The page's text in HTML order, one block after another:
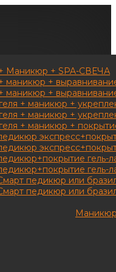
+ Маникюр + SPA-СВЕЧА
маникюр +
маникюр +
+ маникюр +
+ маникюр +
+ маникюр +
гель-
гель-
педикюр или
педикюр или